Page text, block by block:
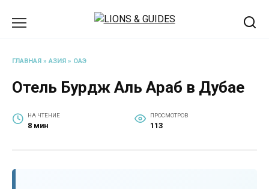
ГЛАВНАЯ »АЗИЯ » ОАЭ
Отель Бурдж Аль Араб в Дубае
НА ЧТЕНИЕ
8 мин
ПРОСМОТРОВ
113